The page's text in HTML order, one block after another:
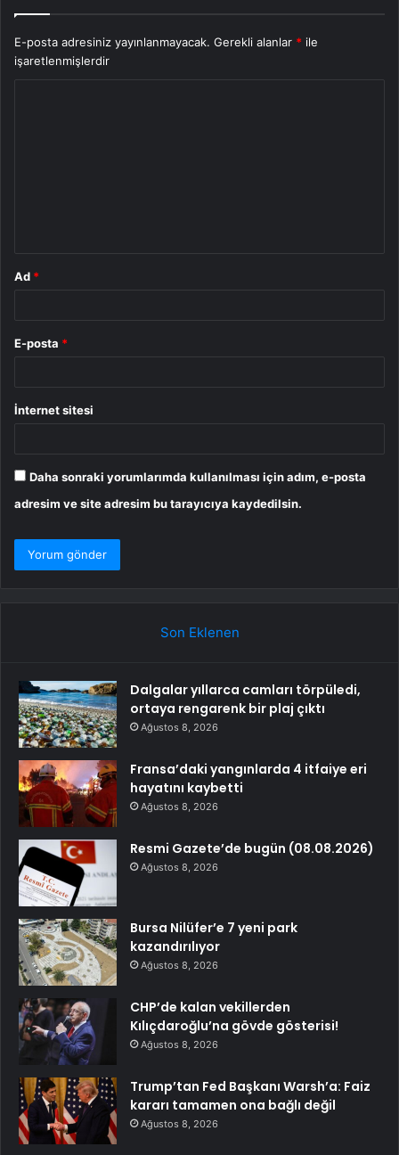
E-posta adresiniz yayınlanmayacak. Gerekli alanlar * ile
işaretlenmişlerdir
Ad *
E-posta *
İnternet sitesi
Daha sonraki yorumlarımda kullanılması için adım, e-posta
adresim ve site adresim bu tarayıcıya kaydedilsin.
Son Eklenen
Dalgalar yıllarca camları törpüledi,
ortaya rengarenk bir plaj çıktı
Ağustos 8, 2026
Fransa’daki yangınlarda 4 itfaiye eri
hayatını kaybetti
Ağustos 8, 2026
Resmi Gazete’de bugün (08.08.2026)
Ağustos 8, 2026
Bursa Nilüfer’e 7 yeni park
kazandırılıyor
Ağustos 8, 2026
CHP’de kalan vekillerden
Kılıçdaroğlu’na gövde gösterisi!
Ağustos 8, 2026
Trump’tan Fed Başkanı Warsh’a: Faiz
kararı tamamen ona bağlı değil
Ağustos 8, 2026